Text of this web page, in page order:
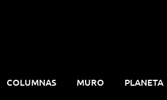
COLUMNAS MURO PLANETA